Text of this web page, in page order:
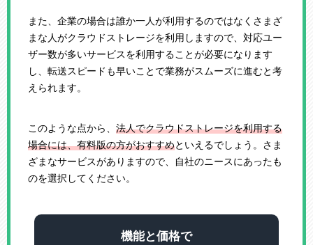
また、企業の場合は誰か一人が利用するのではなくさまざ
まな人がクラウドストレージを利用しますので、対応ユー
ザー数が多いサービスを利用することが必要になります
し、転送スピードも早いことで業務がスムーズに進むと考
えられます。
このような点から、 法人でクラウドストレージを利用する
場合には、有料版の方がおすすめといえるでしょう。さま
ざまなサービスがありますので、自社のニースにあったも
のを選択してください。
機能と価格で